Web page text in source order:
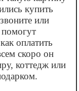
купить
или
оплатить
скоро он
коттедж или